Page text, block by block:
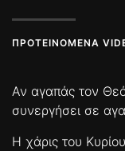
ΠΡΟΤΕΙΝΌΜΕΝΑ
Αν αγαπάς τον
συνεργήσει σε
Η χάρις του